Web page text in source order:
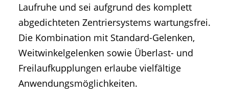
Laufruhe und sei aufgrund des komplett
abgedichteten Zentriersystems wartungsfrei.
Die Kombination mit Standard-Gelenken,
Weitwinkelgelenken sowie Überlast- und
Freilaufkupplungen erlaube vielfältige
Anwendungsmöglichkeiten.